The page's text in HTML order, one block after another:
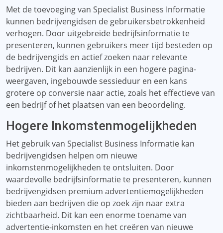
Met de toevoeging van Specialist Business Informatie
kunnen bedrijvengidsen de gebruikersbetrokkenheid
verhogen. Door uitgebreide bedrijfsinformatie te
presenteren, kunnen gebruikers meer tijd besteden op
de bedrijvengids en actief zoeken naar relevante
bedrijven. Dit kan aanzienlijk in een hogere pagina-
weergaven, ingebouwde sessieduur en een kans
grotere op conversie naar actie, zoals het effectieve van
een bedrijf of het plaatsen van een beoordeling.
Hogere Inkomstenmogelijkheden
Het gebruik van Specialist Business Informatie kan
bedrijvengidsen helpen om nieuwe
inkomstenmogelijkheden te ontsluiten. Door
waardevolle bedrijfsinformatie te presenteren, kunnen
bedrijvengidsen premium advertentiemogelijkheden
bieden aan bedrijven die op zoek zijn naar extra
zichtbaarheid. Dit kan een enorme toename van
advertentie-inkomsten en het creëren van nieuwe